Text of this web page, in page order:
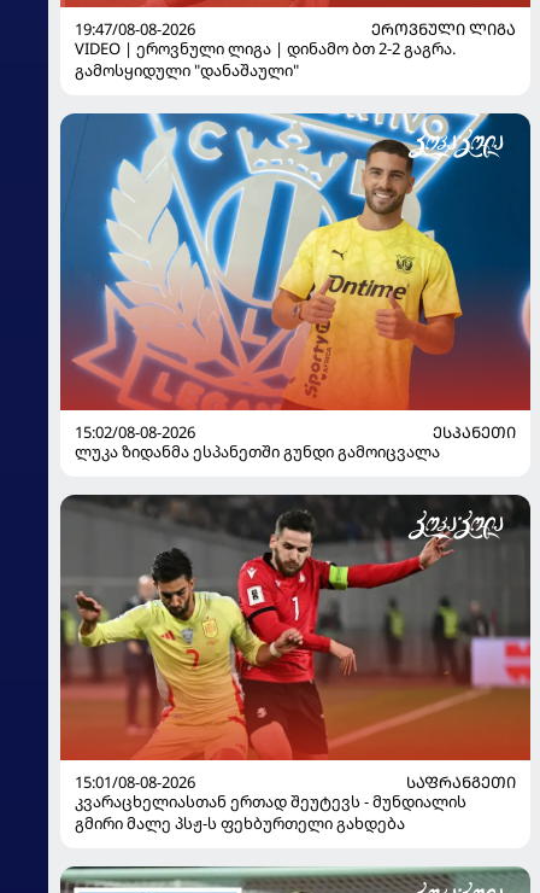
19:47/08-08-2026
ᲔᲠᲝᲕᲜᲣᲚᲘ ᲚᲘᲒᲐ
VIDEO | ეროვნული ლიგა | დინამო ბთ 2-2 გაგრა.
გამოსყიდული "დანაშაული"
15:02/08-08-2026
ᲔᲡᲞᲐᲜᲔᲗᲘ
ლუკა ზიდანმა ესპანეთში გუნდი გამოიცვალა
15:01/08-08-2026
ᲡᲐᲤᲠᲐᲜᲒᲔᲗᲘ
კვარაცხელიასთან ერთად შეუტევს - მუნდიალის
გმირი მალე პსჟ-ს ფეხბურთელი გახდება